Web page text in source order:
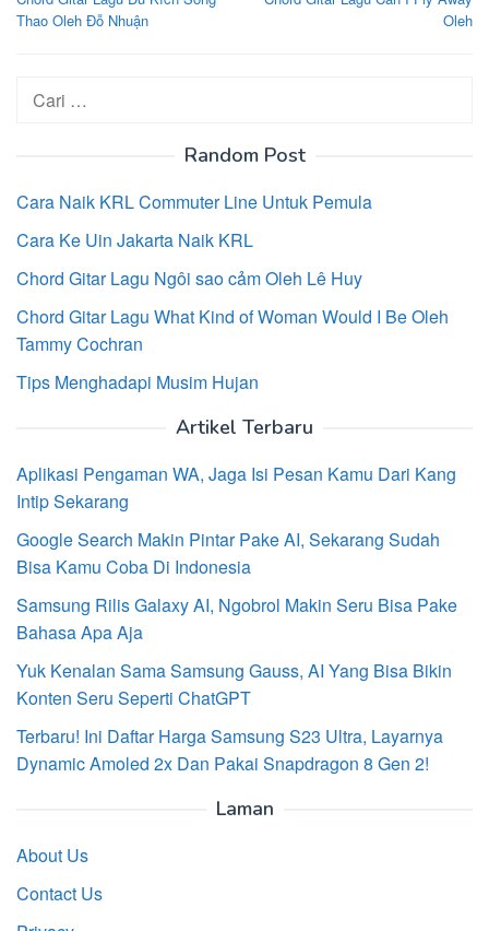
pos
Thao Oleh Đỗ Nhuận
Oleh
Cari
untuk:
Random Post
Cara Naik KRL Commuter Line Untuk Pemula
Cara Ke Uin Jakarta Naik KRL
Chord Gitar Lagu Ngôi sao cảm Oleh Lê Huy
Chord Gitar Lagu What Kind of Woman Would I Be Oleh
Tammy Cochran
Tips Menghadapi Musim Hujan
Artikel Terbaru
Aplikasi Pengaman WA, Jaga Isi Pesan Kamu Dari Kang
Intip Sekarang
Google Search Makin Pintar Pake AI, Sekarang Sudah
Bisa Kamu Coba Di Indonesia
Samsung Rilis Galaxy AI, Ngobrol Makin Seru Bisa Pake
Bahasa Apa Aja
Yuk Kenalan Sama Samsung Gauss, AI Yang Bisa Bikin
Konten Seru Seperti ChatGPT
Terbaru! Ini Daftar Harga Samsung S23 Ultra, Layarnya
Dynamic Amoled 2x Dan Pakai Snapdragon 8 Gen 2!
Laman
About Us
Contact Us